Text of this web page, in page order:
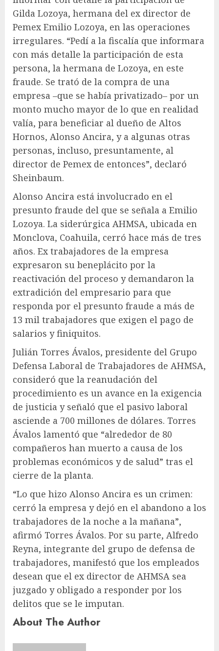
Gilda Lozoya, hermana del ex director de
Pemex Emilio Lozoya, en las operaciones
irregulares. “Pedí a la fiscalía que informara
con más detalle la participación de esta
persona, la hermana de Lozoya, en este
fraude. Se trató de la compra de una
empresa –que se había privatizado– por un
monto mucho mayor de lo que en realidad
valía, para beneficiar al dueño de Altos
Hornos, Alonso Ancira, y a algunas otras
personas, incluso, presuntamente, al
director de Pemex de entonces”, declaró
Sheinbaum.
Alonso Ancira está involucrado en el
presunto fraude del que se señala a Emilio
Lozoya. La siderúrgica AHMSA, ubicada en
Monclova, Coahuila, cerró hace más de tres
años. Ex trabajadores de la empresa
expresaron su beneplácito por la
reactivación del proceso y demandaron la
extradición del empresario para que
responda por el presunto fraude a más de
13 mil trabajadores que exigen el pago de
salarios y finiquitos.
Julián Torres Ávalos, presidente del Grupo
Defensa Laboral de Trabajadores de AHMSA,
consideró que la reanudación del
procedimiento es un avance en la exigencia
de justicia y señaló que el pasivo laboral
asciende a 700 millones de dólares. Torres
Ávalos lamentó que “alrededor de 80
compañeros han muerto a causa de los
problemas económicos y de salud” tras el
cierre de la planta.
“Lo que hizo Alonso Ancira es un crimen:
cerró la empresa y dejó en el abandono a los
trabajadores de la noche a la mañana”,
afirmó Torres Ávalos. Por su parte, Alfredo
Reyna, integrante del grupo de defensa de
trabajadores, manifestó que los empleados
desean que el ex director de AHMSA sea
juzgado y obligado a responder por los
delitos que se le imputan.
About The Author